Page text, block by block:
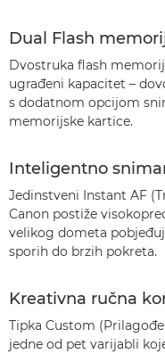
Dual Flash
Dvostruka flash
ugrađeni kapacitet –
s dodatnom opcijom
memorijske kartice.
Inteligentno
Jedinstveni Instant AF
Canon postiže
velikog dometa
sporih do brzih pokreta.
Kreativna ručna
Tipka Custom
jedne od pet varijabli